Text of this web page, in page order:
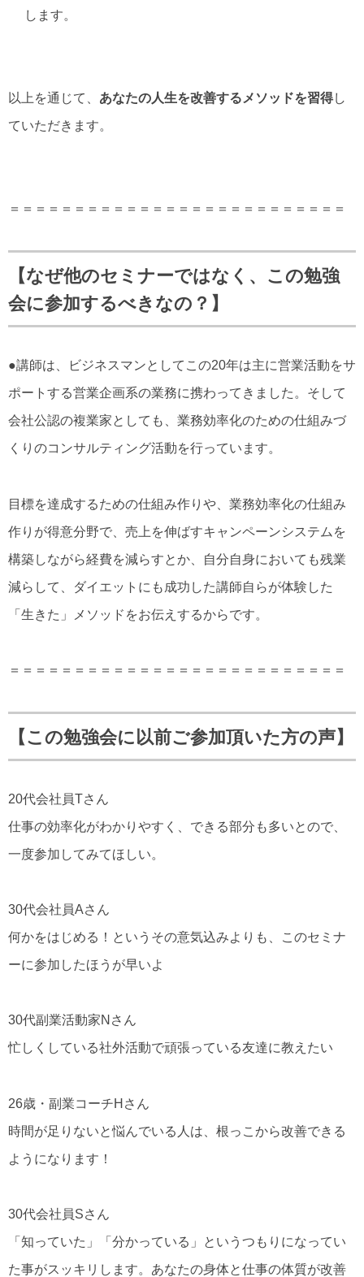
します。
以上を通じて、 あなたの人生を改善するメソッドを習得し
ていただきます。
＝＝＝＝＝＝＝＝＝＝＝＝＝＝＝＝＝＝＝＝＝＝＝＝＝＝
【なぜ他のセミナーではなく、この勉強
会に参加するべきなの？】
●講師は、ビジネスマンとしてこの20年は主に営業活動をサ
ポートする営業企画系の業務に携わってきました。そして
会社公認の複業家としても、業務効率化のための仕組みづ
くりのコンサルティング活動を行っています。
目標を達成するための仕組み作りや、業務効率化の仕組み
作りが得意分野で、売上を伸ばすキャンペーンシステムを
構築しながら経費を減らすとか、自分自身においても残業
減らして、ダイエットにも成功した講師自らが体験した
「生きた」メソッドをお伝えするからです。
＝＝＝＝＝＝＝＝＝＝＝＝＝＝＝＝＝＝＝＝＝＝＝＝＝＝
【この勉強会に以前ご参加頂いた方の声】
20代会社員Tさん
仕事の効率化がわかりやすく、できる部分も多いとので、
一度参加してみてほしい。
30代会社員Aさん
何かをはじめる！というその意気込みよりも、このセミナ
ーに参加したほうが早いよ
30代副業活動家Nさん
忙しくしている社外活動で頑張っている友達に教えたい
26歳・副業コーチHさん
時間が足りないと悩んでいる人は、根っこから改善できる
ようになります！
30代会社員Sさん
「知っていた」「分かっている」というつもりになってい
た事がスッキリします。あなたの身体と仕事の体質が改善